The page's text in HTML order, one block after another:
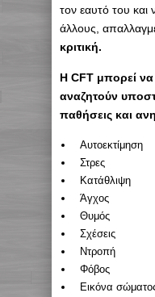
τον εαυτό του και
άλλους,
κριτική.
Η CFT μπορεί να
αναζητούν
παθήσεις και
Αυτοεκτίμηση
Στρες
Κατάθλιψη
Άγχος
Θυμός
Σχέσεις
Ντροπή
Φόβος
Εικόνα